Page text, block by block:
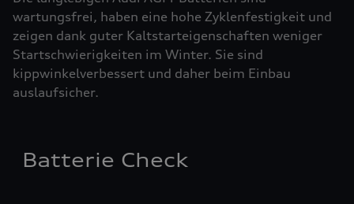
wartungsfrei, haben eine hohe Zyklenfestigkeit und
zeigen dank guter Kaltstarteigenschaften weniger
Startschwierigkeiten im Winter. Sie sind
kippwinkelverbessert und daher beim Einbau
auslaufsicher.
Batterie Check